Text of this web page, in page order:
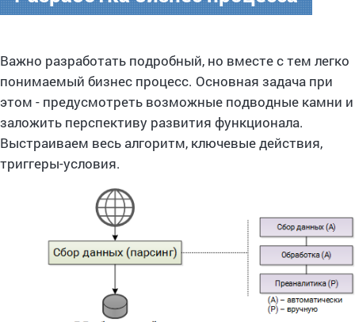
Важно разработать подробный, но вместе с тем легко
понимаемый бизнес процесс. Основная задача при
этом - предусмотреть возможные подводные камни и
заложить перспективу развития функционала.
Выстраиваем весь алгоритм, ключевые действия,
триггеры-условия.